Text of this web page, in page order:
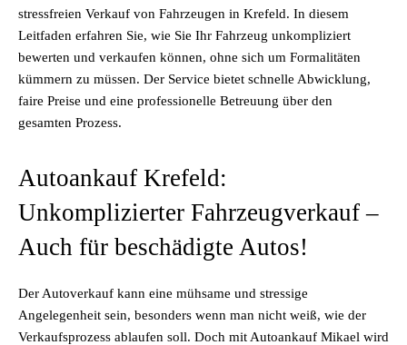
stressfreien Verkauf von Fahrzeugen in Krefeld. In diesem
Leitfaden erfahren Sie, wie Sie Ihr Fahrzeug unkompliziert
bewerten und verkaufen können, ohne sich um Formalitäten
kümmern zu müssen. Der Service bietet schnelle Abwicklung,
faire Preise und eine professionelle Betreuung über den
gesamten Prozess.
Autoankauf Krefeld:
Unkomplizierter Fahrzeugverkauf –
Auch für beschädigte Autos!
Der Autoverkauf kann eine mühsame und stressige
Angelegenheit sein, besonders wenn man nicht weiß, wie der
Verkaufsprozess ablaufen soll. Doch mit Autoankauf Mikael wird